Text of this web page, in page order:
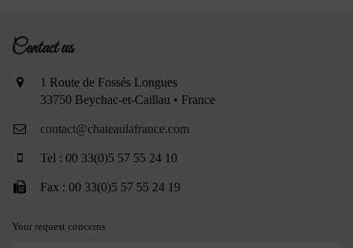
Contact us
1 Route de Fossés Longues
33750 Beychac-et-Caillau • France
contact@chateaulafrance.com
Tel : 00 33(0)5 57 55 24 10
Fax : 00 33(0)5 57 55 24 19
Your request concerns